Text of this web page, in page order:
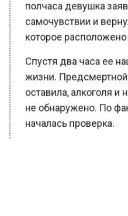
полчаса девушка
самочувствии и
которое
Спустя два часа ее
жизни. Предсмертной
оставила, алкоголя и
не обнаружено. По
началась проверка.